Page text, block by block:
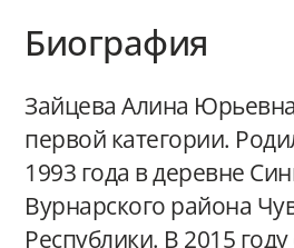
Биография
Зайцева Алина
первой категории.
1993 года в деревне
Вурнарского района
Республики. В 2015